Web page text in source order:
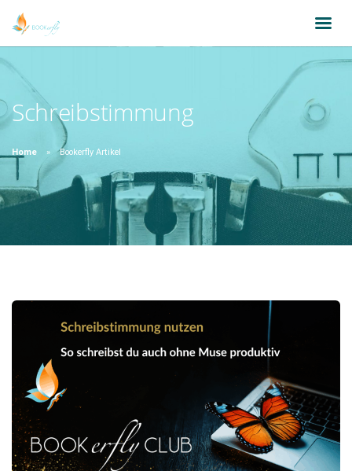
Schreibstimmung
Home Bookerfly Artikel